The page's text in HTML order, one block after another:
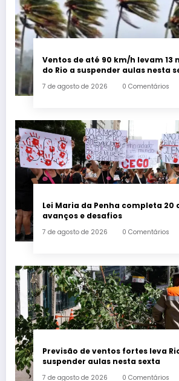
Ventos de até 90 km/h levam 13
do Rio a suspender aulas nesta
7 de agosto de 2026 0 Comentários
Lei Maria da Penha completa 20
avanços e desafios
7 de agosto de 2026 0 Comentários
Previsão de ventos fortes leva
suspender aulas nesta sexta
7 de agosto de 2026 0 Comentários